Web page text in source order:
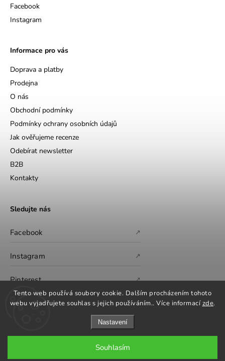
Tento web používá soubory cookie. Dalším procházením tohoto
webu vyjadřujete souhlas s jejich používáním.. Více informacízde.
Nastavení
Souhlasím
Facebook
Instagram
Informace pro vás
Doprava a platby
Prodejna
O nás
Obchodní podmínky
Podmínky ochrany osobních údajů
Jak ověřujeme recenze
Odebírat newsletter
B2B
Kontakty
Sledujte nás
Facebook ↗
Instagram ↗
Pinterest ↗